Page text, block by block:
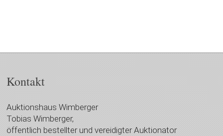
Kontakt
Auktionshaus Wimberger
Tobias Wimberger,
öffentlich bestellter und vereidigter Auktionator